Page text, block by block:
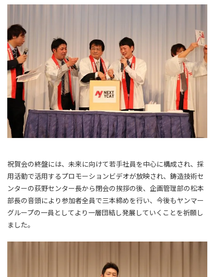
祝賀会の終盤には、未来に向けて若手社員を中心に構成され、採
用活動で活用するプロモーションビデオが放映され、鋳造技術セ
ンターの荻野センター長から閉会の挨拶の後、企画管理部の松本
部長の音頭により参加者全員で三本締めを行い、今後もヤンマー
グループの一員としてより一層団結し発展していくことを祈願し
ました。